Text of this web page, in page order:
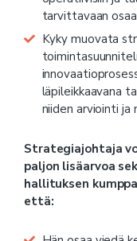
tarvittavaan
Kyky muovata
läpileikkaavana
niiden arviointi ja
Strategiajohtaja
paljon lisäarvoa
hallituksen
että: